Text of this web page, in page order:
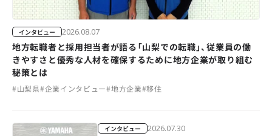
インタビュー 2026.08.07
地方転職者と採用担当者が語る「山梨での転職」、従業員の働
きやすさと優秀な人材を確保するために地方企業が取り組む
秘策とは
#山梨県#企業インタビュー#地方企業#移住
インタビュー 2026.07.30